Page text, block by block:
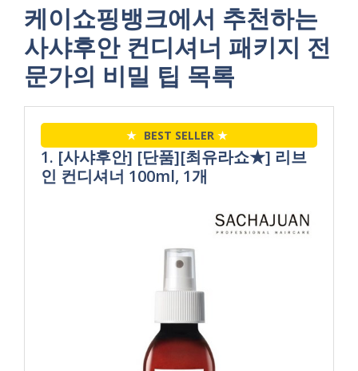
케이쇼핑뱅크에서 추천하는
사샤후안 컨디셔너 패키지 전
문가의 비밀 팁 목록
★ BEST SELLER ★
1. [사샤후안] [단품][최유라쇼★] 리브
인 컨디셔너 100ml, 1개